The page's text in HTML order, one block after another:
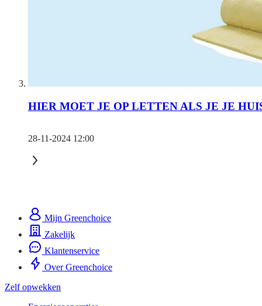
HIER MOET JE OP LETTEN ALS JE JE
28-11-2024 12:00
Mijn Greenchoice
Zakelijk
Klantenservice
Over Greenchoice
Zelf opwekken